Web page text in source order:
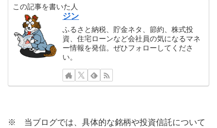
この記事を書いた人
ジン
ふるさと納税、貯金ネタ、節約、株式投
資、住宅ローンなど会社員の気になるマネ
ー情報を発信。ぜひフォローしてくださ
い。
※ 当ブログでは、具体的な銘柄や投資信託について